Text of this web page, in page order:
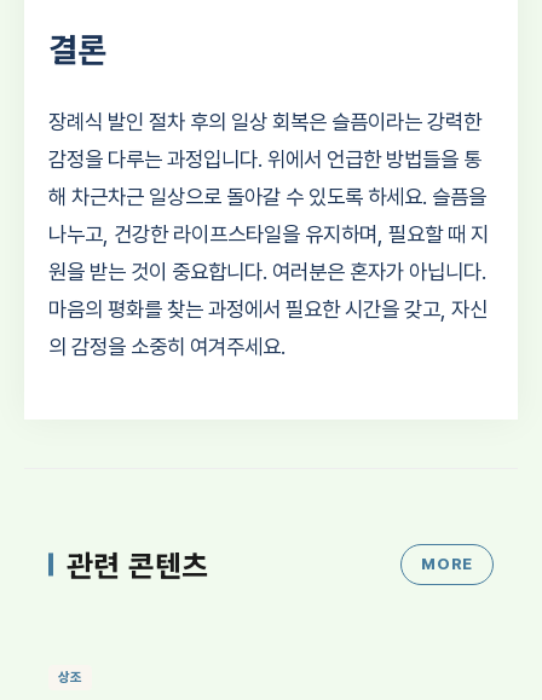
결론
장례식 발인 절차 후의 일상 회복은 슬픔이라는 강력한
감정을 다루는 과정입니다. 위에서 언급한 방법들을 통
해 차근차근 일상으로 돌아갈 수 있도록 하세요. 슬픔을
나누고, 건강한 라이프스타일을 유지하며, 필요할 때 지
원을 받는 것이 중요합니다. 여러분은 혼자가 아닙니다.
마음의 평화를 찾는 과정에서 필요한 시간을 갖고, 자신
의 감정을 소중히 여겨주세요.
관련 콘텐츠 MORE
상조